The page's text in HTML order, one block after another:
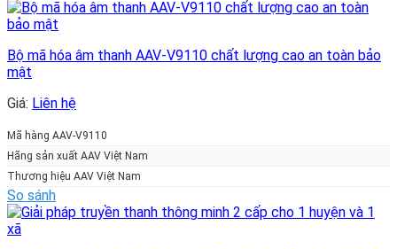
Bộ mã hóa âm thanh AAV-V9110 chất lượng cao an toàn bảo
mật
Giá: Liên hệ
Mã hàng AAV-V9110
Hãng sản xuất AAV Việt Nam
Thương hiệu AAV Việt Nam
So sánh